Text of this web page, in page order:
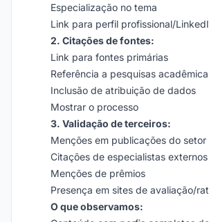
Especialização no tema
Link para perfil profissional/
2. Citações de fontes:
Link para fontes primárias
Referência a pesquisas
Inclusão de atribuição de dados
Mostrar o processo
3. Validação de terceiros:
Menções em publicações do setor
Citações de especialistas externos
Menções de prêmios
Presença em sites de avaliação/
O que observamos: